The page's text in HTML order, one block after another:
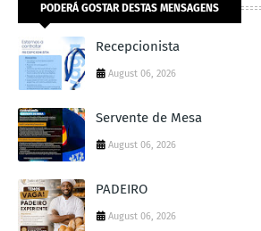
PODERÁ GOSTAR DESTAS MENSAGENS
Recepcionista
August 06, 2026
Servente de Mesa
August 06, 2026
PADEIRO
August 06, 2026